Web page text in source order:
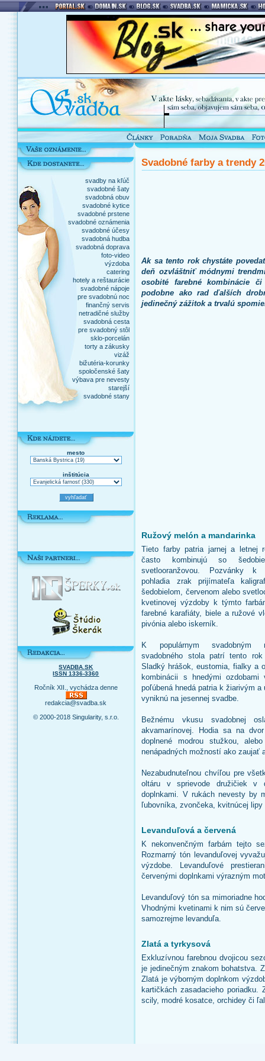
svadby na kľúč
svadobné šaty
svadobná obuv
svadobné kytice
svadobné prstene
svadobné oznámenia
svadobné účesy
svadobná hudba
svadobná doprava
foto-video
výzdoba
catering
hotely a reštaurácie
svadobné nápoje
pre svadobnú noc
finančný servis
netradičné služby
svadobná cesta
pre svadobný stôl
sklo-porcelán
torty a zákusky
vizáž
bižutéria-korunky
spoločenské šaty
výbava pre nevesty
starejší
svadobné stany
mesto
inštitúcia
SVADBA.SK
ISSN 1336-3360
Ročník XII., vychádza denne
redakcia@svadba.sk
© 2000-2018 Singularity, s.r.o.
Svadobné farby a trendy
Ak sa tento rok chystáte
deň ozvláštniť módnymi
osobité farebné kombinácie
podobne ako rad ďalších
jedinečný zážitok a trvalú
Ružový melón a mandarinka
Tieto farby patria jarnej a letnej
často kombinujú so
svetlooranžovou. Pozvánky k
pohladia zrak prijímateľa
šedobielom, červenom alebo
kvetinovej výzdoby k týmto
farebné karafiáty, biele a ružové
pivónia alebo iskerník.
K populárnym svadobným
svadobného stola patrí tento
Sladký hrášok, eustomia, fialky a
kombinácii s hnedými
poľúbená hnedá patria k žiarivým
vyniknú na jesennej svadbe.
Bežnému vkusu svadobnej
akvamarínovej. Hodia sa na
doplnené modrou stužkou,
nenápadných možností ako zaujať
Nezabudnuteľnou chvíľou pre
oltáru v sprievode družičiek v
doplnkami. V rukách nevesty by
ľubovníka, zvončeka, kvitnúcej
Levanduľová a červená
K nekonvenčným farbám tejto
Rozmarný tón levanduľovej
výzdobe. Levanduľové
červenými doplnkami výrazným
Levanduľový tón sa mimoriadne
Vhodnými kvetinami k nim sú
samozrejme levanduľa.
Zlatá a tyrkysová
Exkluzívnou farebnou dvojicou
je jedinečným znakom bohatstva.
Zlatá je výborným doplnkom
kartičkách zasadacieho
scily, modré kosatce, orchidey či